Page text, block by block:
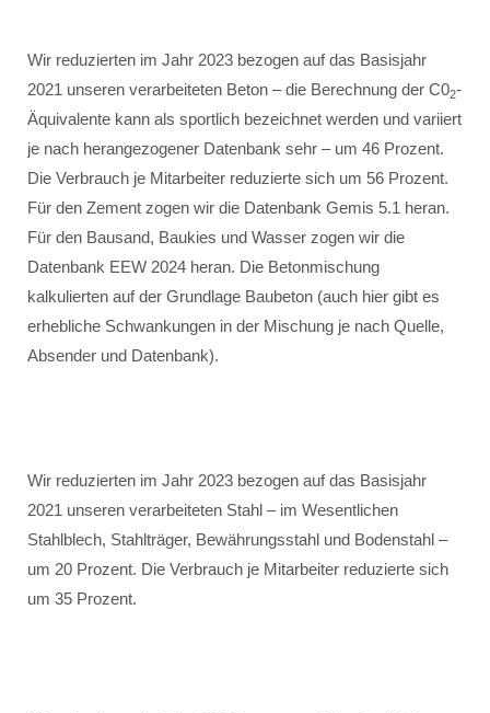
Wir reduzierten im Jahr 2023 bezogen auf das Basisjahr
2021 unseren verarbeiteten Beton – die Berechnung der C02-
Äquivalente kann als sportlich bezeichnet werden und variiert
je nach herangezogener Datenbank sehr – um 46 Prozent.
Die Verbrauch je Mitarbeiter reduzierte sich um 56 Prozent.
Für den Zement zogen wir die Datenbank Gemis 5.1 heran.
Für den Bausand, Baukies und Wasser zogen wir die
Datenbank EEW 2024 heran. Die Betonmischung
kalkulierten auf der Grundlage Baubeton (auch hier gibt es
erhebliche Schwankungen in der Mischung je nach Quelle,
Absender und Datenbank).
Wir reduzierten im Jahr 2023 bezogen auf das Basisjahr
2021 unseren verarbeiteten Stahl – im Wesentlichen
Stahlblech, Stahlträger, Bewährungsstahl und Bodenstahl –
um 20 Prozent. Die Verbrauch je Mitarbeiter reduzierte sich
um 35 Prozent.